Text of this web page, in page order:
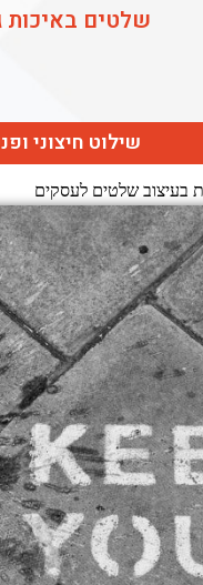
שלטים באיכות
שילוט חיצוני
בעיצוב שלטים לעסקים